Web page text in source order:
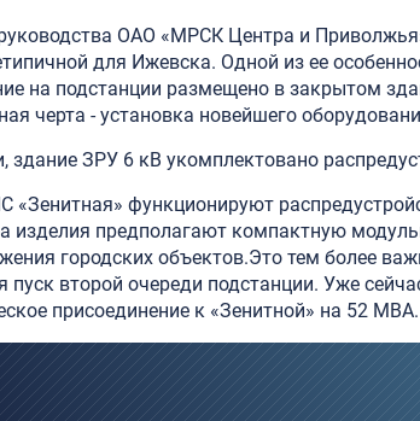
ОАО «МРСК Центра и
для Ижевска. Одной из ее
на подстанции размещено в закрытом
черта - установка новейшего
здание ЗРУ 6 кВ укомплектовано
«Зенитная» функционируют
изделия предполагают компактную
городских объектов.Это тем более
пуск второй очереди подстанции. Уже
присоединение к «Зенитной» на 52 МВА.